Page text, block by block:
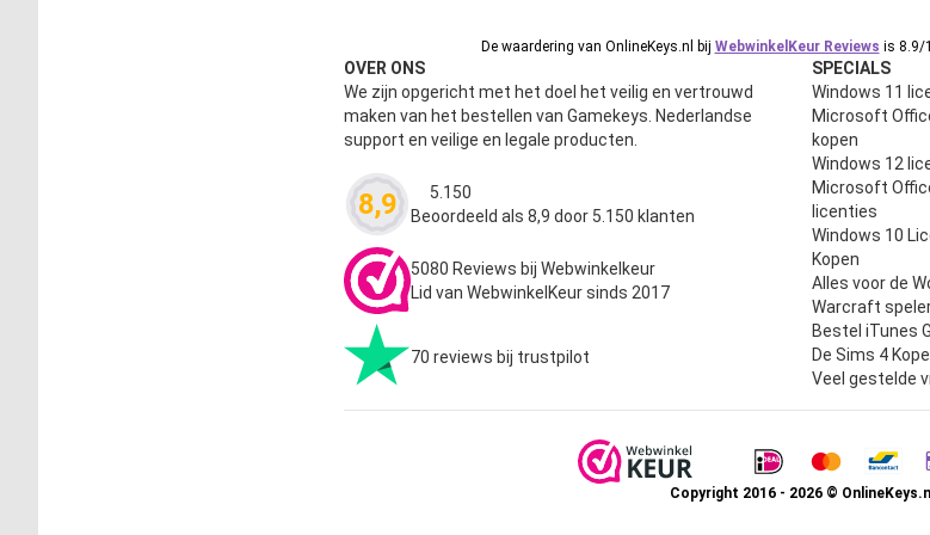
De waardering van OnlineKeys.nl bij WebwinkelKeur Reviews is 8.9/
OVER ONS
We zijn opgericht met het doel het veilig en vertrouwd
maken van het bestellen van Gamekeys. Nederlandse
support en veilige en legale producten.
8,9 Waardering
5.150
Beoordeeld als 8,9 door 5.150 klanten
5080 Reviews bij Webwinkelkeur
Lid van WebwinkelKeur sinds 2017
70 reviews bij trustpilot
SPECIALS
Windows 11
Microsoft
kopen
Windows 12
Microsoft
licenties
Windows 10
Kopen
Alles voor de
Warcraft
Bestel iTunes
De Sims 4
Veel gestelde
Copyright 2016 - 2026 © OnlineKeys.nl